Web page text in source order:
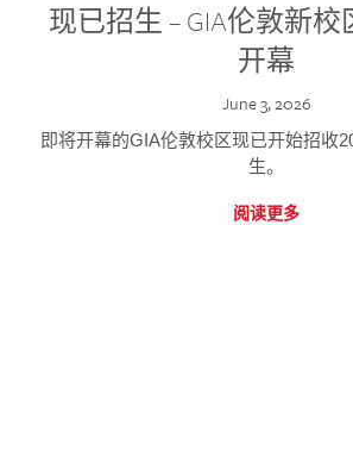
现已招生 – GIA伦敦新
开幕
June 3, 2026
即将开幕的GIA伦敦校区现已开始招收
生。
阅读更多